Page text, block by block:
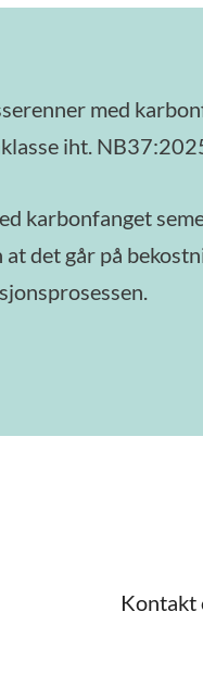
med
iht.
karbonfanget
det går på
Kontakt